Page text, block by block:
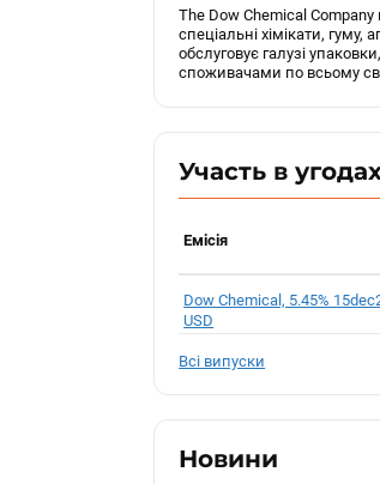
The Dow Chemical
спеціальні хімікати, гуму,
обслуговує галузі
споживачами по всьому
Участь в
Емісія
Dow Chemical, 5.45%
USD
Всі випуски
Новини